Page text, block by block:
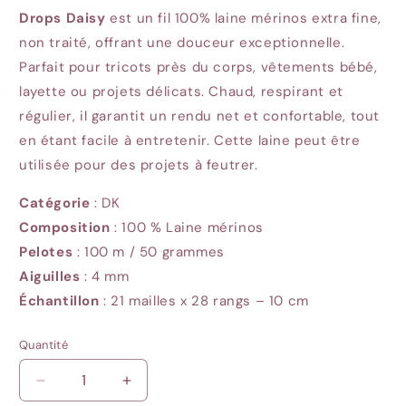
Drops Daisy est un fil 100% laine mérinos extra fine,
non traité, offrant une douceur exceptionnelle.
Parfait pour tricots près du corps, vêtements bébé,
layette ou projets délicats. Chaud, respirant et
régulier, il garantit un rendu net et confortable, tout
en étant facile à entretenir. Cette laine peut être
utilisée pour des projets à feutrer.
Catégorie : DK
Composition : 100 % Laine mérinos
Pelotes : 100 m / 50 grammes
Aiguilles : 4 mm
Échantillon : 21 mailles x 28 rangs – 10 cm
Quantité
Quantité
Réduire
Augmenter